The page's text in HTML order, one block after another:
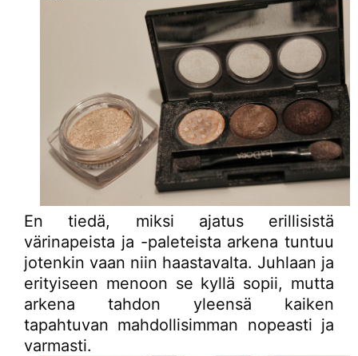
En tiedä, miksi ajatus erillisistä
värinapeista ja -paleteista arkena tuntuu
jotenkin vaan niin haastavalta. Juhlaan ja
erityiseen menoon se kyllä sopii, mutta
arkena tahdon yleensä kaiken
tapahtuvan mahdollisimman nopeasti ja
varmasti.